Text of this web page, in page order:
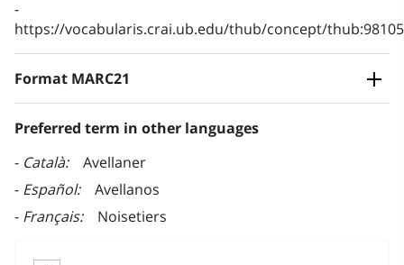
https://vocabularis.crai.ub.edu/thub/concept/
Format MARC21
Preferred term in other languages
Català
Avellaner
Español
Avellanos
Français
Noisetiers